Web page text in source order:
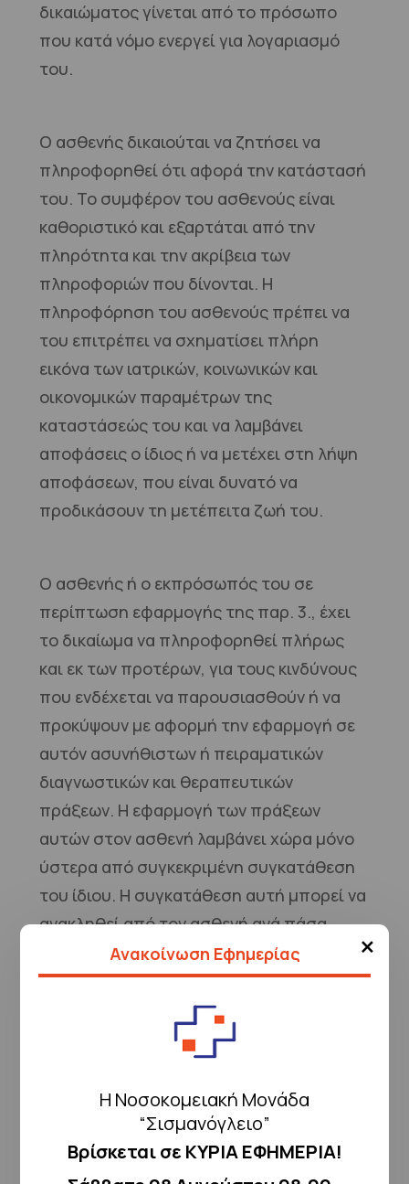
×
Ανακοίνωση Εφημερίας
Η Νοσοκομειακή Μονάδα
“Σισμανόγλειο”
Βρίσκεται σε ΚΥΡΙΑ ΕΦΗΜΕΡΙΑ!
δικαιώματος γίνεται από το πρόσωπο
που κατά νόμο ενεργεί για λογαριασμό
του.
Ο ασθενής δικαιούται να ζητήσει να
πληροφορηθεί ότι αφορά την κατάστασή
του. Το συμφέρον του ασθενούς είναι
καθοριστικό και εξαρτάται από την
πληρότητα και την ακρίβεια των
πληροφοριών που δίνονται. Η
πληροφόρηση του ασθενούς πρέπει να
του επιτρέπει να σχηματίσει πλήρη
εικόνα των ιατρικών, κοινωνικών και
οικονομικών παραμέτρων της
καταστάσεώς του και να λαμβάνει
αποφάσεις ο ίδιος ή να μετέχει στη λήψη
αποφάσεων, που είναι δυνατό να
προδικάσουν τη μετέπειτα ζωή του.
Ο ασθενής ή ο εκπρόσωπός του σε
περίπτωση εφαρμογής της παρ. 3., έχει
το δικαίωμα να πληροφορηθεί πλήρως
και εκ των προτέρων, για τους κινδύνους
που ενδέχεται να παρουσιασθούν ή να
προκύψουν με αφορμή την εφαρμογή σε
αυτόν ασυνήθιστων ή πειραματικών
διαγνωστικών και θεραπευτικών
πράξεων. Η εφαρμογή των πράξεων
αυτών στον ασθενή λαμβάνει χώρα μόνο
ύστερα από συγκεκριμένη συγκατάθεση
του ίδιου. Η συγκατάθεση αυτή μπορεί να
ανακληθεί από τον ασθενή ανά πάσα
Ο ασθενής έχει το δικαίωμα, στο μέτρο
και στις πραγματικές συνθήκες που αυτό
του ζωής. Ο απόρρητος χαρακτήρας των
πληροφοριών και του περιεχομένου των
εγγράφων που τον αφορούν, του φακέλου